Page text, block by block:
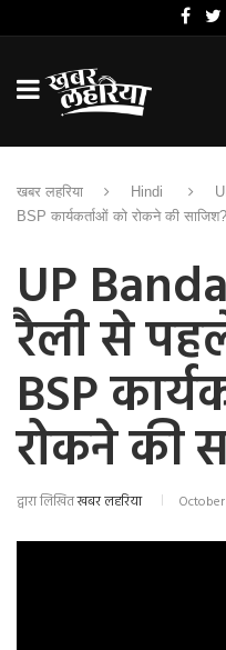
खबर लहरिया Hindi
BSP कार्यकर्ताओं को रोकने की साजिश?
UP
रैली से
BSP
रोकने की
द्वारा लिखितखबर लहरिया